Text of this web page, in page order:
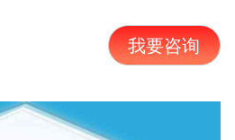
我要咨询